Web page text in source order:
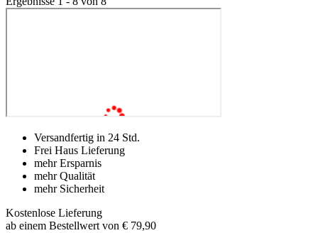
Versandfertig in 24 Std.
Frei Haus Lieferung
mehr Ersparnis
mehr Qualität
mehr Sicherheit
Kostenlose Lieferung
ab einem Bestellwert von € 79,90